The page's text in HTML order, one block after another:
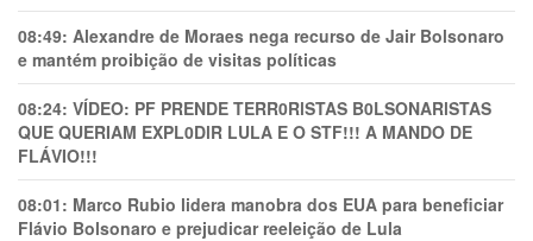
08:49: Alexandre de Moraes nega recurso de Jair Bolsonaro
e mantém proibição de visitas políticas
08:24: VÍDEO: PF PRENDE TERR0RlSTAS B0LSONARlSTAS
QUE QUERIAM EXPL0DlR LULA E O STF!!! A MANDO DE
FLÁVIO!!!
08:01: Marco Rubio lidera manobra dos EUA para beneficiar
Flávio Bolsonaro e prejudicar reeleição de Lula